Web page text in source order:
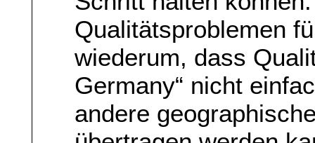
Qualitätsproblemen
wiederum, dass
Germany“ nicht
andere